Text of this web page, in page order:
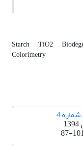
Starch TiO2
Colorimetry
87-